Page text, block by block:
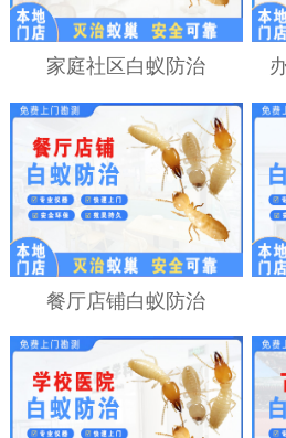
家庭社区白蚁防治
餐厅店铺白蚁防治